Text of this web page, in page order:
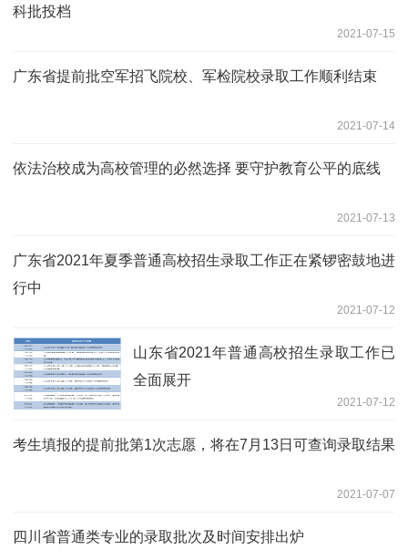
科批投档
2021-07-15
广东省提前批空军招飞院校、军检院校录取工作顺利结束
2021-07-14
依法治校成为高校管理的必然选择 要守护教育公平的底线
2021-07-13
广东省2021年夏季普通高校招生录取工作正在紧锣密鼓地进
行中
2021-07-12
山东省2021年普通高校招生录取工作已
全面展开
2021-07-12
考生填报的提前批第1次志愿，将在7月13日可查询录取结果
2021-07-07
四川省普通类专业的录取批次及时间安排出炉